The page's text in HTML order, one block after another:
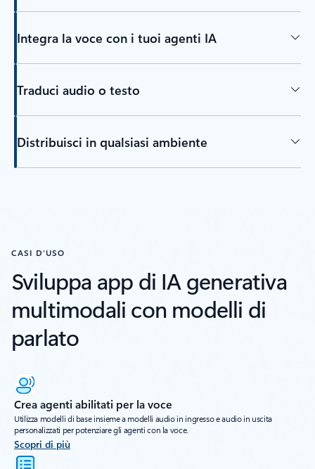
Integra la voce con i tuoi agenti IA
Traduci audio o testo
Distribuisci in qualsiasi ambiente
CASI D'USO
Sviluppa app di IA generativa
multimodali con modelli di
parlato
Crea agenti abilitati per la voce
Utilizza modelli di base insieme a modelli audio in ingresso e audio in uscita
personalizzati per potenziare gli agenti con la voce.
Scopri di più